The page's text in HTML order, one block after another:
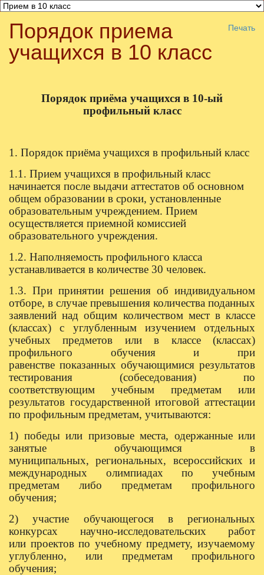
Печать
Порядок приема
учащихся в 10 класс
Порядок приёма учащихся в 10-ый
профильный класс
1. Порядок приёма учащихся в профильный класс
1.1. Прием учащихся в профильный класс
начинается после выдачи аттестатов об основном
общем образовании в сроки, установленные
образовательным учреждением. Прием
осуществляется приемной комиссией
образовательного учреждения.
1.2. Наполняемость профильного класса
устанавливается в количестве 30 человек.
1.3. При принятии решения об индивидуальном
отборе, в случае превышения количества поданных
заявлений над общим количеством мест в классе
(классах) с углубленным изучением отдельных
учебных предметов или в классе (классах)
профильного обучения и при
равенстве показанных обучающимися результатов
тестирования (собеседования) по
соответствующим учебным предметам или
результатов государственной итоговой аттестации
по профильным предметам, учитываются:
1) победы или призовые места, одержанные или
занятые обучающимся в
муниципальных,региональных, всероссийских и
международных олимпиадах по учебным
предметам либо предметам профильного
обучения;
2) участие обучающегося в региональных
конкурсах научно-исследовательских работ
или проектов по учебному предмету, изучаемому
углубленно, или предметам профильного
обучения;